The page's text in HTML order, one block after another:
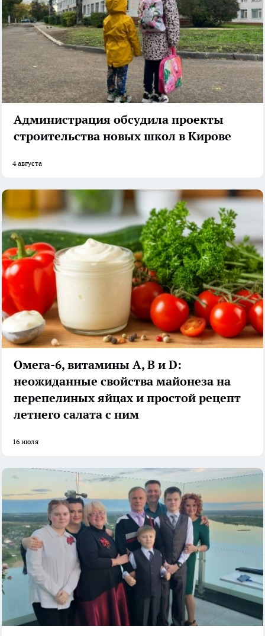
Администрация обсудила проекты
строительства новых школ в Кирове
4 августа
Омега-6, витамины А, В и D:
неожиданные свойства майонеза на
перепелиных яйцах и простой рецепт
летнего салата с ним
16 июля